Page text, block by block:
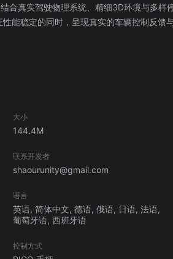
合真实驾驶物理系统、精细3D环境与多样
驾驶体
驶 • 狭窄车
境，带来不同的操作体
过程中，玩家可以感受到车辆重量、移动惯性与空间
大小
144.4M
联系开发者
shaourunity@gmail.com
语言
英语, 简体中文, 德语, 俄语, 日语, 法语,
葡萄牙语, 西班牙语
控制方式